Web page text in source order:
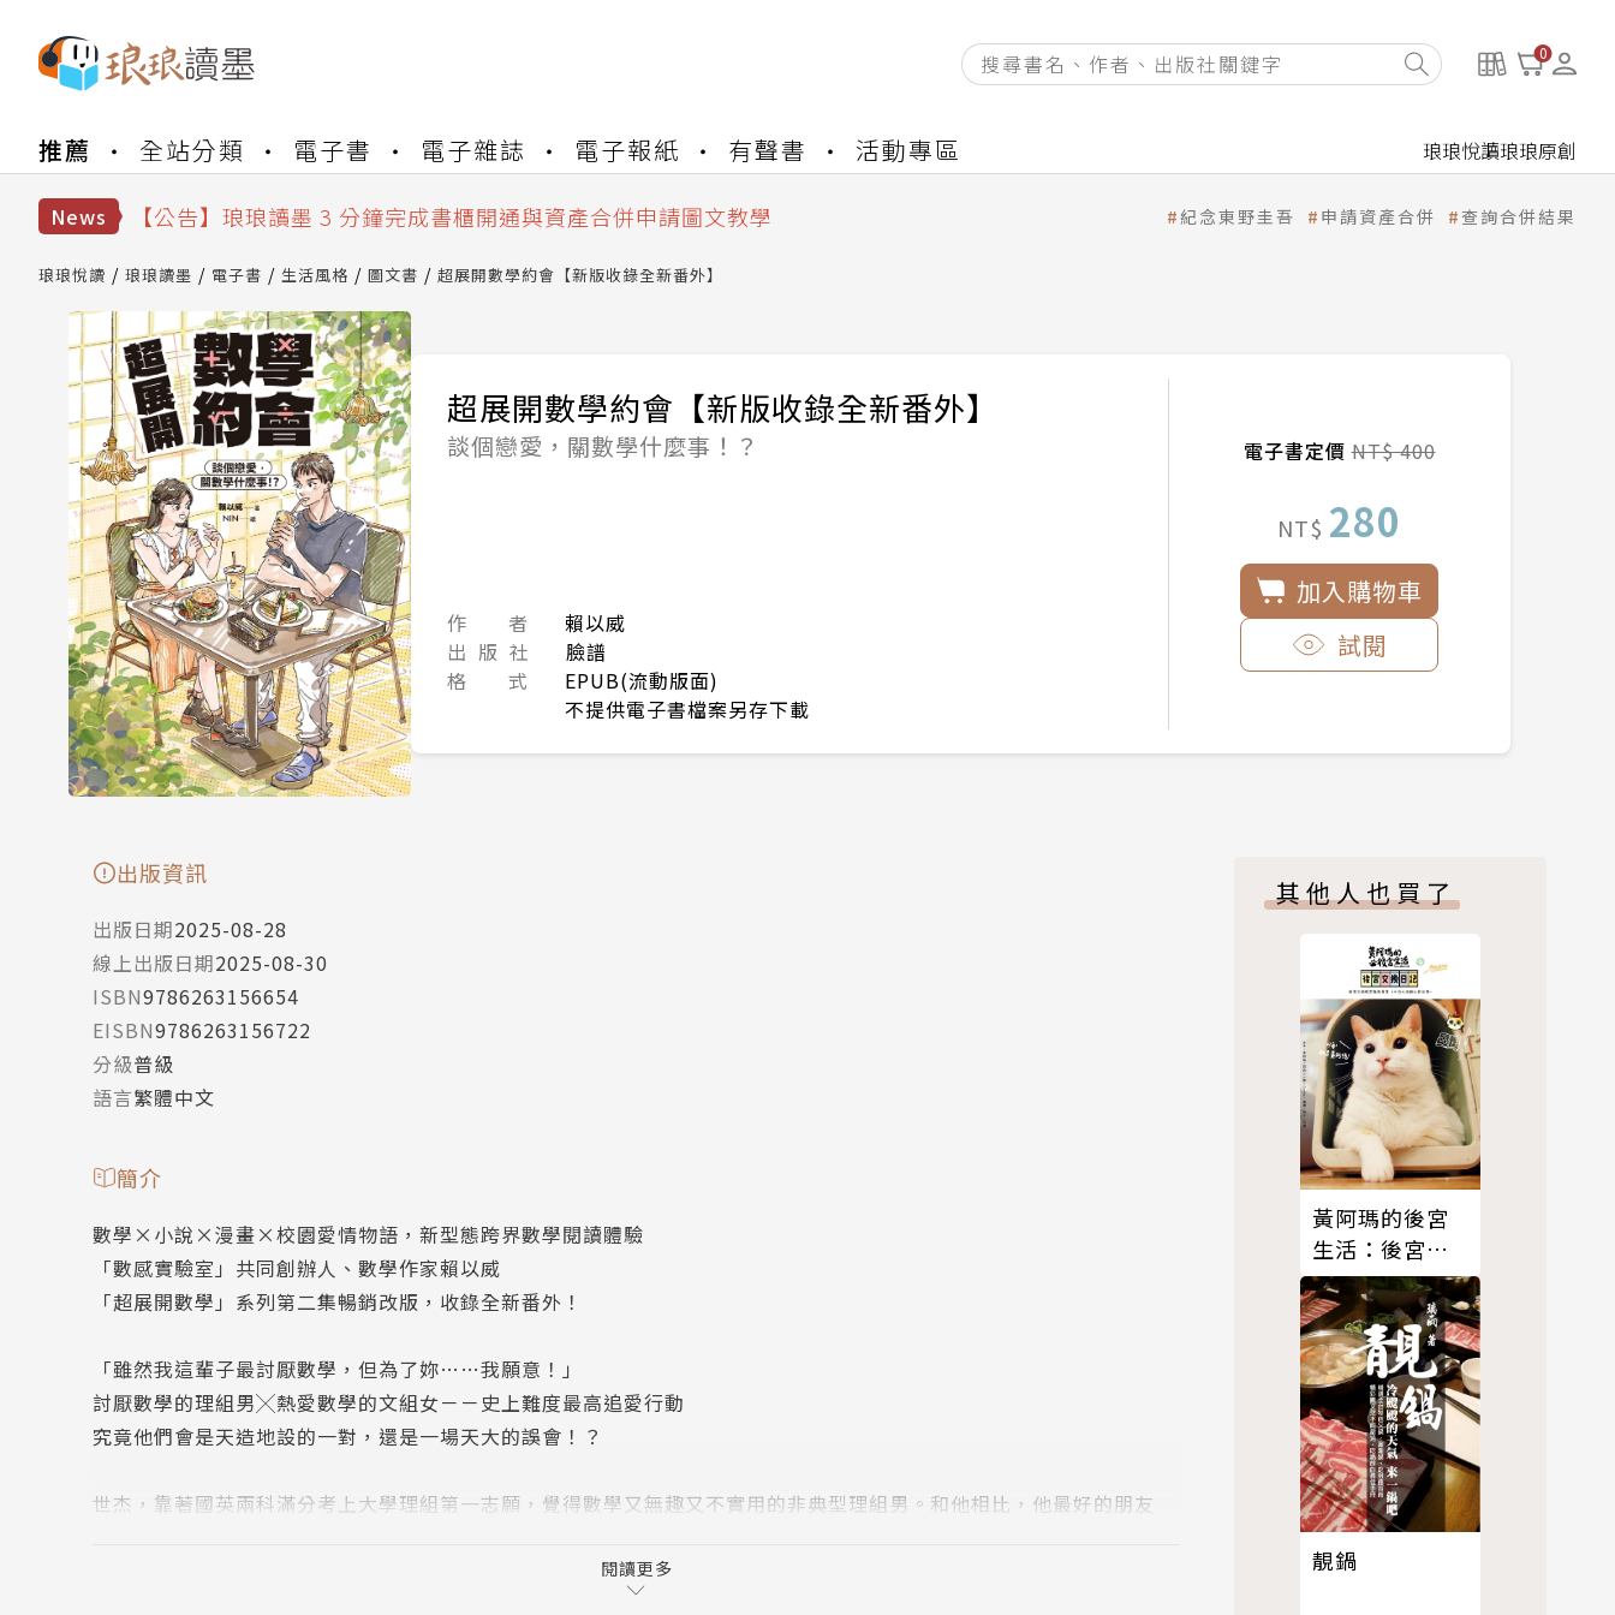
0
推薦 全站分類 電子書 電子雜誌 電子報紙 有聲書 活動專區 琅琅悅讀琅琅原創
News
【公告】琅琅讀墨數位閱讀資產合併與書櫃開通申請
【公告】琅琅讀墨 3 分鐘完成書櫃開通與資產合併申請圖文教學
【公告】琅琅讀墨數位閱讀資產合併與書櫃開通申請
紀念東野圭吾 申請資產合併 查詢合併結果
琅琅悅讀 琅琅讀墨 電子書 生活風格 圖文書 超展開數學約會【新版收錄全新番外】
超展開數學約會【新版收錄全新番外】
談個戀愛，關數學什麼事！？
作 者
賴以威
出 版 社
臉譜
格 式
EPUB(流動版面)
不提供電子書檔案另存下載
電子書定價NT$ 400
NT$ 280
加入購物車
試閱
出版資訊
出版日期2025-08-28
線上出版日期2025-08-30
ISBN9786263156654
EISBN9786263156722
分級普級
語言繁體中文
簡介
數學×小說×漫畫×校園愛情物語，新型態跨界數學閱讀體驗
「數感實驗室」共同創辦人、數學作家賴以威
「超展開數學」系列第二集暢銷改版，收錄全新番外！
「雖然我這輩子最討厭數學，但為了妳……我願意！」
討厭數學的理組男╳熱愛數學的文組女－－史上難度最高追愛行動
究竟他們會是天造地設的一對，還是一場天大的誤會！？
世杰，靠著國英兩科滿分考上大學理組第一志願，覺得數學又無趣又不實用的非典型理組男。和他相比，他最好的朋友
閱讀更多
其他人也買了
黃阿瑪的後宮
生活：後宮交
換日記
靚鍋